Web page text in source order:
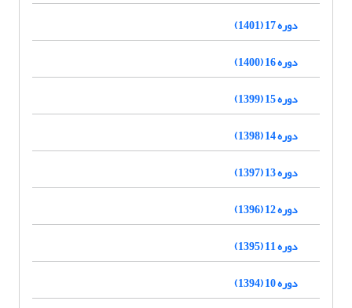
دوره 17 (1401)
دوره 16 (1400)
دوره 15 (1399)
دوره 14 (1398)
دوره 13 (1397)
دوره 12 (1396)
دوره 11 (1395)
دوره 10 (1394)